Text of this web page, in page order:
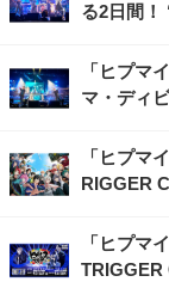
る2日間！
「ヒプマ
マ・ディ
「ヒプマ
RIGGER
「ヒプマ
TRIGGER